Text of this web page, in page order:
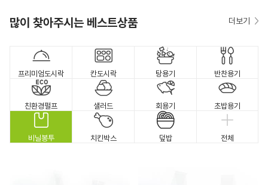
많이 찾아주시는 베스트상품 더보기
프리미엄도시락 칸도시락 탕용기 반찬용기
친환경펄프 샐러드 회용기 초밥용기
비닐봉투 치킨박스 덮밥 전체